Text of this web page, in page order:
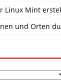
Mint
und Orten